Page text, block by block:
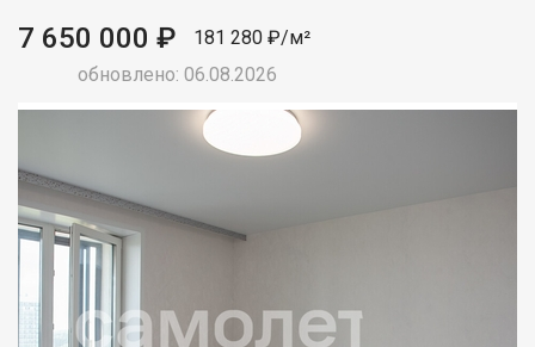
7 650 000 ₽
181 280 ₽/м²
обновлено: 06.08.2026